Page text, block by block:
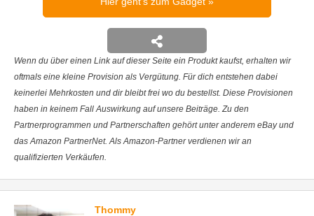
Wenn du über einen Link auf dieser Seite ein Produkt kaufst, erhalten wir
oftmals eine kleine Provision als Vergütung. Für dich entstehen dabei
keinerlei Mehrkosten und dir bleibt frei wo du bestellst. Diese Provisionen
haben in keinem Fall Auswirkung auf unsere Beiträge. Zu den
Partnerprogrammen und Partnerschaften gehört unter anderem eBay und
das Amazon PartnerNet. Als Amazon-Partner verdienen wir an
qualifizierten Verkäufen.
Thommy